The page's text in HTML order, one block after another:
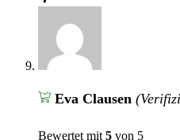
Eva Clausen
Bewertet mit 5 von 5